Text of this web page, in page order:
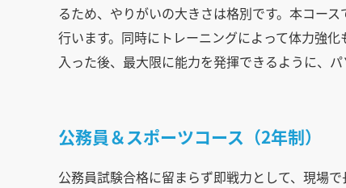
るため、やりがいの大きさは格別です。本コー
行います。同時にトレーニングによって体力強
入った後、最大限に能力を発揮できるように、
公務員＆スポーツコース（2年制）
公務員試験合格に留まらず即戦力として、現場